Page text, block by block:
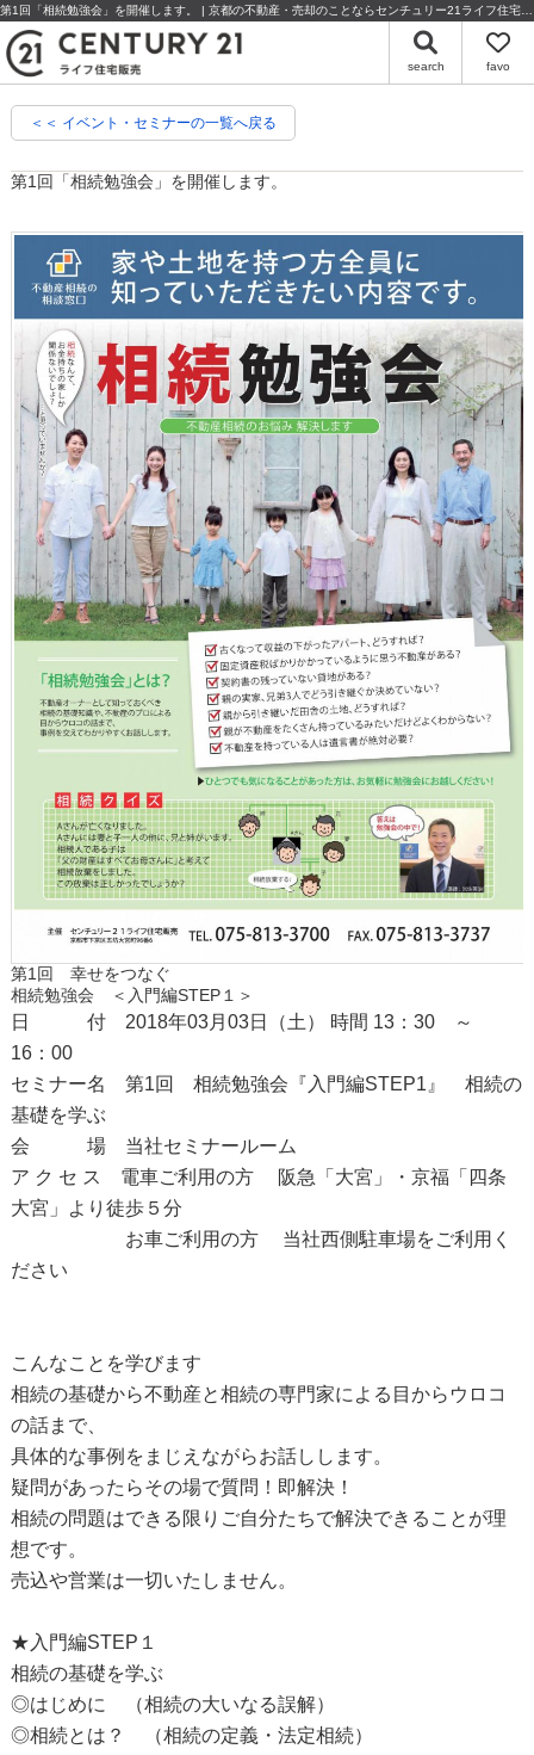
search favo
＜＜ イベント・セミナーの一覧へ戻る
第1回「相続勉強会」を開催します。
第1回 幸せをつなぐ
相続勉強会 ＜入門編STEP１＞
日 付 2018年03月03日（土） 時間 13：30 ～
16：00
セミナー名 第1回 相続勉強会『入門編STEP1』 相続の
基礎を学ぶ
会 場 当社セミナールーム
ア ク セ ス 電車ご利用の方 阪急「大宮」・京福「四条
大宮」より徒歩５分
お車ご利用の方 当社西側駐車場をご利用く
ださい
こんなことを学びます
相続の基礎から不動産と相続の専門家による目からウロコ
の話まで、
具体的な事例をまじえながらお話しします。
疑問があったらその場で質問！即解決！
相続の問題はできる限りご自分たちで解決できることが理
想です。
売込や営業は一切いたしません。
★入門編STEP１
相続の基礎を学ぶ
◎はじめに （相続の大いなる誤解）
◎相続とは？ （相続の定義・法定相続）